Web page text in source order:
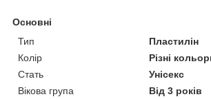
Основні
Тип
Пластилін
Колір
Різні
Стать
Унісекс
Вікова група
Від 3 років